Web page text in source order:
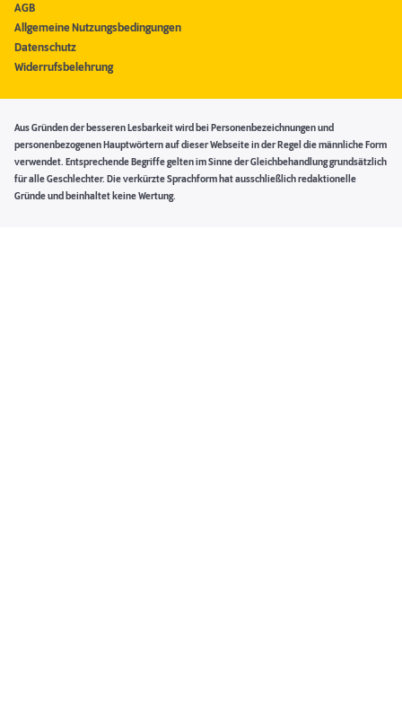
AGB
Allgemeine Nutzungsbedingungen
Datenschutz
Widerrufsbelehrung
Aus Gründen der besseren Lesbarkeit wird bei Personenbezeichnungen und
personenbezogenen Hauptwörtern auf dieser Webseite in der Regel die männliche Form
verwendet. Entsprechende Begriffe gelten im Sinne der Gleichbehandlung grundsätzlich
für alle Geschlechter. Die verkürzte Sprachform hat ausschließlich redaktionelle
Gründe und beinhaltet keine Wertung.